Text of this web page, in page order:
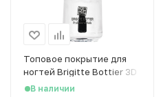
Топовое покрытие для
ногтей Brigitte Bottier 3D
Lens Top Coat, 12 мл
В наличии